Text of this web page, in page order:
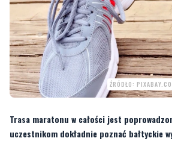
ŹRÓDŁO:
Trasa maratonu w całości jest
uczestnikom dokładnie poznać bałtyckie